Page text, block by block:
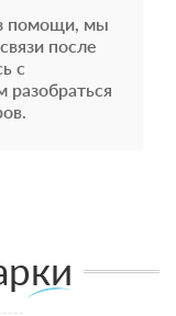
помощи, мы
после
с